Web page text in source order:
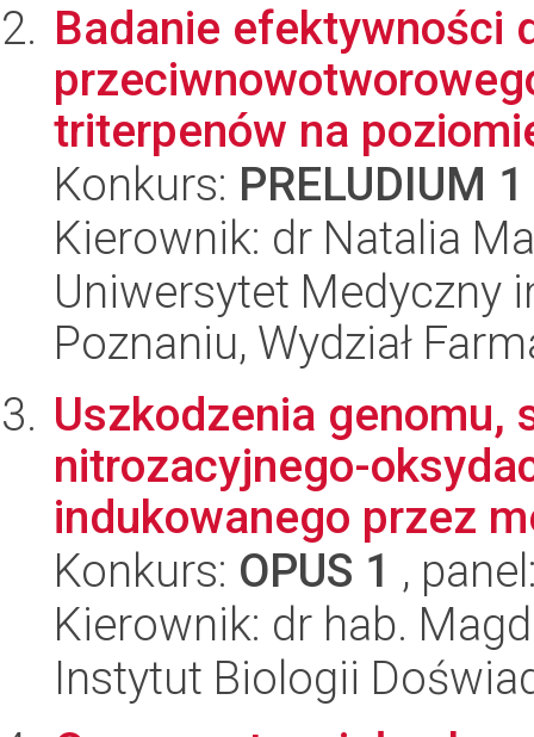
Badanie efektywności
triterpenów na
Konkurs: PRELUDIUM 1
Kierownik: dr Natalia
Uniwersytet Medyczny
Poznaniu, Wydział
Uszkodzenia
nitrozacyjnego-
indukowanego przez
Konkurs: OPUS 1 ,
Kierownik: dr hab.
Instytut Biologii